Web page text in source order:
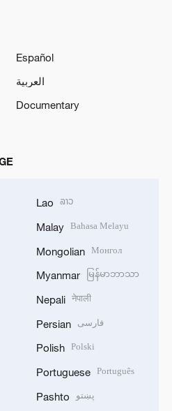
Español
العربية
Documentary
Lao ລາວ
Malay Bahasa Melayu
Mongolian Монгол
Myanmar မြန်မာဘာသာ
Nepali नेपाली
Persian فارسی
Polish Polski
Portuguese Português
Pashto پښتو